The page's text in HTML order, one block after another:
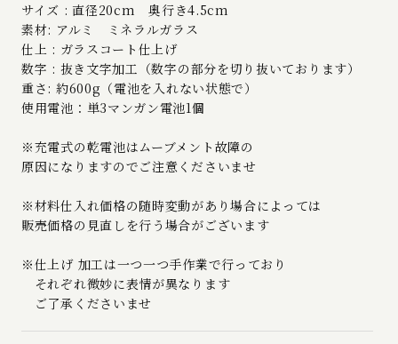
サイズ : 直径20cm 奥行き4.5cm
素材: アルミ ミネラルガラス
仕上 : ガラスコート仕上げ
数字 : 抜き文字加工（数字の部分を切り抜いております）
重さ: 約600g（電池を入れない状態で）
使用電池：単3マンガン電池1個
※充電式の乾電池はムーブメント故障の
原因になりますのでご注意くださいませ
※材料仕入れ価格の随時変動があり場合によっては
販売価格の見直しを行う場合がございます
※仕上げ 加工は一つ一つ手作業で行っており
それぞれ微妙に表情が異なります
ご了承くださいませ